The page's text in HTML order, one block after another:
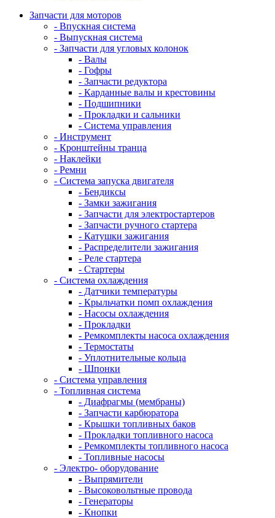
Запчасти для моторов
- Впускная система
- Выпускная система
- Запчасти для угловых колонок
- Валы
- Гофры
- Запчасти редуктора
- Карданные валы и крестовины
- Подшипники
- Прокладки и сальники
- Система управления
- Инструмент
- Кронштейны транца
- Наклейки
- Ремни
- Система запуска двигателя
- Бендиксы
- Замки зажигания
- Запчасти для электростартеров
- Запчасти ручного стартера
- Катушки зажигания
- Распределители зажигания
- Реле стартера
- Стартеры
- Система охлаждения
- Датчики температуры
- Крыльчатки помп охлаждения
- Насосы охлаждения
- Прокладки
- Ремкомплекты насоса охлаждения
- Термостаты
- Уплотнительные кольца
- Шпонки
- Система управления
- Топливная система
- Диафрагмы (мембраны)
- Запчасти карбюратора
- Крышки топливных баков
- Прокладки топливного насоса
- Ремкомплекты топливного насоса
- Топливные насосы
- Электро- оборудование
- Выпрямители
- Высоковольтные провода
- Генераторы
- Кнопки